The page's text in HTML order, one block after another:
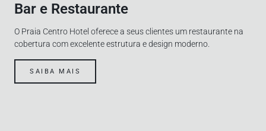
Bar e Restaurante
O Praia Centro Hotel oferece a seus clientes um restaurante na
cobertura com excelente estrutura e design moderno.
SAIBA MAIS